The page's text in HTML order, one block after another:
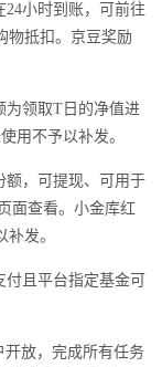
小时到账，可前往
物抵扣。京豆奖励
为领取T日的净值进
用不予以补发。
额，可提现、可用于
面查看。小金库红
发。
且平台指定基金可
开放，完成所有任务